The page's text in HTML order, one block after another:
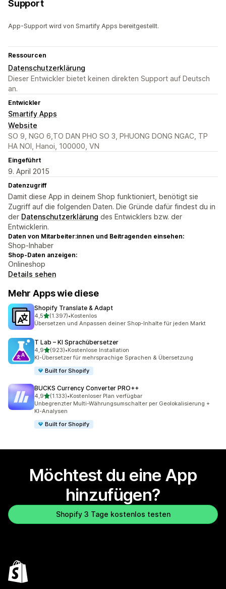
Support
App-Support wird von Smartify Apps bereitgestellt.
Ressourcen
Datenschutzerklärung
Dieser Entwickler bietet keinen direkten Support auf Deutsch
an.
Entwickler
Smartify Apps
Website
SO 9, NGO 6,TO DAN PHO SO 3, PHUONG DONG NGAC, TP
HA NOI, Hanoi, 100000, VN
Eingeführt
9. April 2015
Datenzugriff
Damit diese App in deinem Shop funktioniert, benötigt sie
Zugriff auf die folgenden Daten. Die Gründe dafür findest du in
der Datenschutzerklärung des Entwicklers bzw. der
Entwicklerin.
Daten von Mitarbeiter:innen und Beitragenden einsehen:
Shop-Inhaber
Shop-Daten anzeigen:
Onlineshop
Details sehen
Mehr Apps wie diese
Shopify Translate & Adapt
4,5von 5 Sternen
(1.397)
1397 Rezensionen insgesamt
•Kostenlos
Übersetzen und Anpassen deiner Shop-Inhalte für jeden Markt
T Lab – KI Sprachübersetzer
4,9von 5 Sternen
(923)
923 Rezensionen insgesamt
•Kostenlose Installation
KI-Übersetzer für mehrsprachige Sprachen & Übersetzung
Built for Shopify
BUCKS Currency Converter PRO++
4,9von 5 Sternen
(1.133)
1133 Rezensionen insgesamt
•Kostenloser Plan verfügbar
Unbegrenzter Multi-Währungsumschalter per Geolokalisierung +
KI-Analysen
Built for Shopify
Möchtest du eine App
hinzufügen?
Shopify 3 Tage kostenlos testen